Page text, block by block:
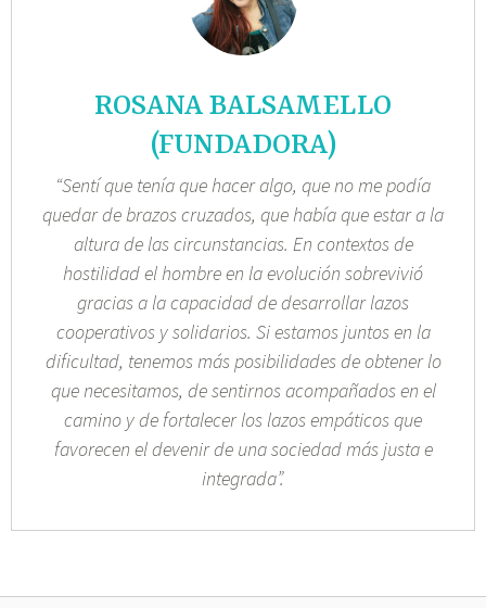
ROSANA BALSAMELLO
(FUNDADORA)
“Sentí que tenía que hacer algo, que no me podía
quedar de brazos cruzados, que había que estar a la
altura de las circunstancias. En contextos de
hostilidad el hombre en la evolución sobrevivió
gracias a la capacidad de desarrollar lazos
cooperativos y solidarios. Si estamos juntos en la
dificultad, tenemos más posibilidades de obtener lo
que necesitamos, de sentirnos acompañados en el
camino y de fortalecer los lazos empáticos que
favorecen el devenir de una sociedad más justa e
integrada”.